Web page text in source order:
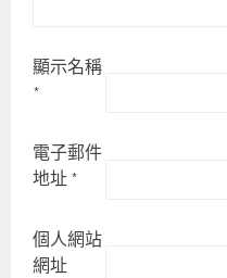
顯示名稱
*
電子郵件
地址 *
個人網站
網址